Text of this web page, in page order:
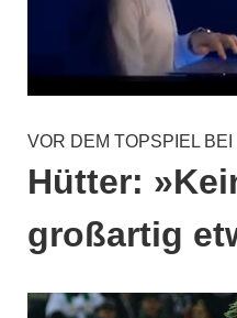
VOR DEM TOPSPIEL
Hütter:
großartig